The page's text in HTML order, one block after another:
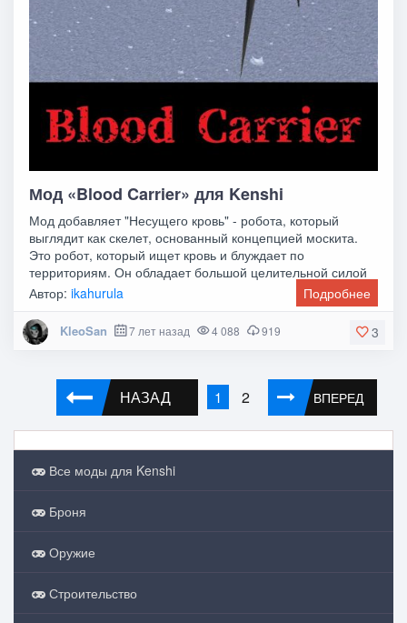
Мод «Blood Carrier» для Kenshi
Мод добавляет "Несущего кровь" - робота, который
выглядит как скелет, основанный концепцией москита.
Это робот, который ищет кровь и блуждает по
территориям. Он обладает большой целительной силой
и
Автор:ikahurula Подробнее
3
KleoSan 7 лет назад 4 088 919
НАЗАД 1 2 ВПЕРЕД
Все моды для Kenshi
Броня
Оружие
Строительство